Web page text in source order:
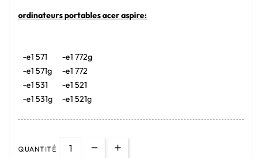
ordinateurs portables acer aspire:
-e1 571
-e1 571g
-e1 531
-e1 531g
-e1 772g
-e1 772
-e1 521
-e1 521g
QUANTITÉ